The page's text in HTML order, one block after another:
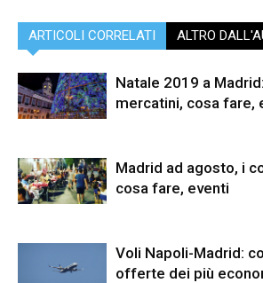
ARTICOLI CORRELATI ALTRO
Natale 2019 a
mercatini, cosa fare,
Madrid ad agosto, i
cosa fare, eventi
Voli Napoli-Madrid:
offerte dei più